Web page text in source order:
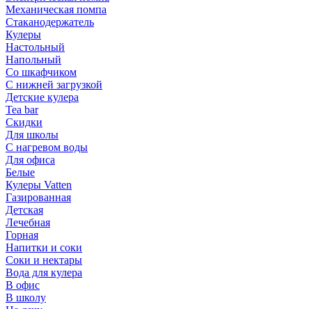
Механическая помпа
Стаканодержатель
Кулеры
Настольный
Напольный
Со шкафчиком
С нижней загрузкой
Детские кулера
Tea bar
Скидки
Для школы
С нагревом воды
Для офиса
Белые
Кулеры Vatten
Газированная
Детская
Лечебная
Горная
Напитки и соки
Соки и нектары
Вода для кулера
В офис
В школу